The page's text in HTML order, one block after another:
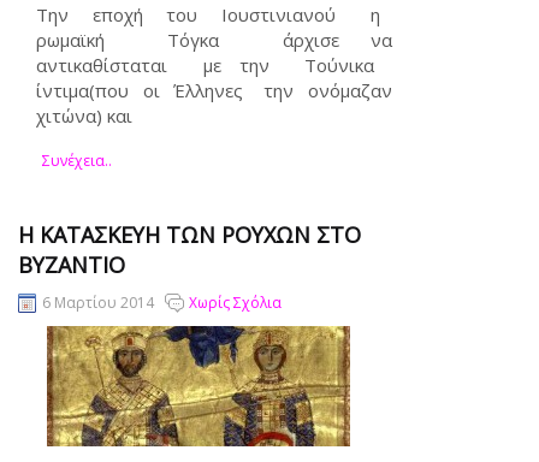
Την εποχή του Ιουστινιανού η
ρωμαϊκή Τόγκα άρχισε να
αντικαθίσταται με την Τούνικα
ίντιμα(που οι Έλληνες την ονόμαζαν
χιτώνα) και
Συνέχεια..
Η ΚΑΤΑΣΚΕΥΉ ΤΩΝ ΡΟΎΧΩΝ ΣΤΟ
ΒΥΖΆΝΤΙΟ
6 Μαρτίου 2014 Χωρίς Σχόλια